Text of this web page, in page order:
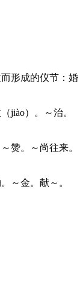
形成的仪节：婚
jiào）。～治。
赞。～尚往来。
～金。献～。